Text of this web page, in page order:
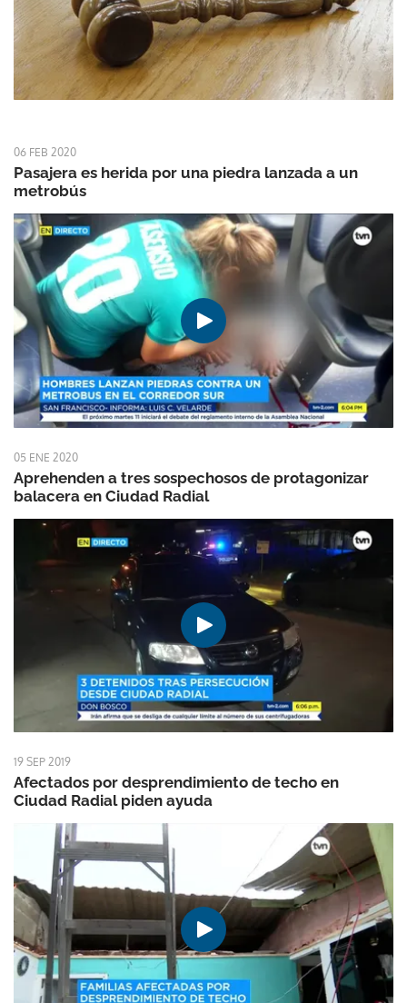
06 FEB 2020
Pasajera es herida por una piedra lanzada a un
metrobús
05 ENE 2020
Aprehenden a tres sospechosos de protagonizar
balacera en Ciudad Radial
19 SEP 2019
Afectados por desprendimiento de techo en
Ciudad Radial piden ayuda